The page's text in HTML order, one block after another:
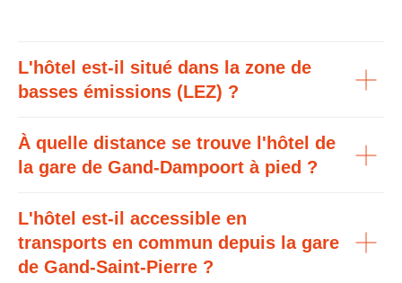
L'hôtel est-il situé dans la zone de
basses émissions (LEZ) ?
À quelle distance se trouve l'hôtel de
la gare de Gand-Dampoort à pied ?
L'hôtel est-il accessible en
transports en commun depuis la gare
de Gand-Saint-Pierre ?